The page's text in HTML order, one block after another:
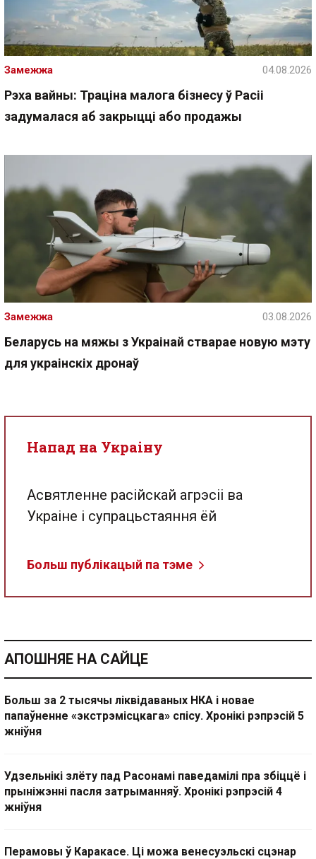
Рэха вайны: Траціна малога бізнесу ў Расіі
задумалася аб закрыцці або продажы
Замежжа 04.08.2026
Беларусь на мяжы з Украінай стварае новую мэту
для украінскіх дронаў
Замежжа 03.08.2026
Напад на Украіну
Асвятленне расійскай агрэсіі ва
Украіне і супрацьстаяння ёй
Больш публікацый па тэме
АПОШНЯЕ НА САЙЦЕ
Больш за 2 тысячы ліквідаваных НКА і новае
папаўненне «экстрэмісцкага» спісу. Хронікі рэпрэсій 5
жніўня
Удзельнікі злёту пад Расонамі паведамілі пра збіццё і
прыніжэнні пасля затрыманняў. Хронікі рэпрэсій 4
жніўня
Перамовы ў Каракасе. Ці можа венесуэльскі сцэнар